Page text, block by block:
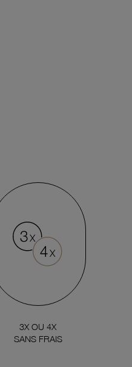
3X OU 4X
SANS FRAIS